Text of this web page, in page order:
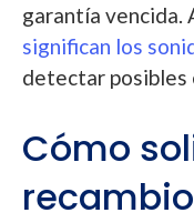
garantía vencida.
significan los
detectar posibles
Cómo